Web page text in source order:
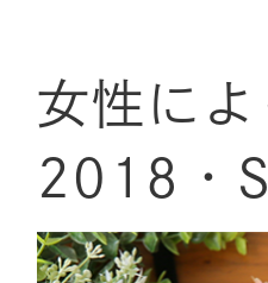
女性に
2018・